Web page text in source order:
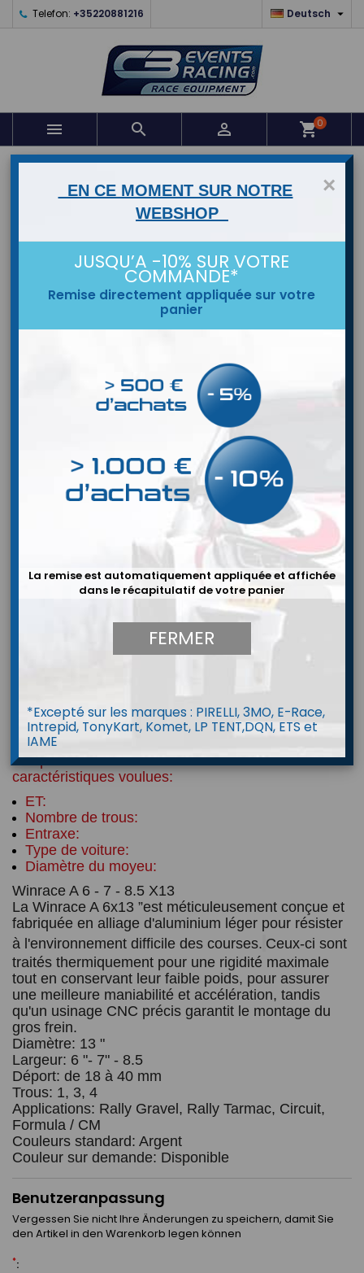
Telefon: +35220881216 Deutsch 
   shopping_cart0
Winrace A
Afin de commander vos jantes, nous vous invitons a
indiquer dans la case PERSONNALISATION vos
caractéristiques voulues:
ET:
Nombre de trous:
Entraxe:
Type de voiture:
Diamètre du moyeu:
Winrace A 6 - 7 - 8.5 X13
La Winrace A 6x13 ”est méticuleusement conçue et
fabriquée en alliage d'aluminium léger pour résister
à l'environnement difficile des courses. Ceux-ci sont
traités thermiquement pour une rigidité maximale
tout en conservant leur faible poids, pour assurer
une meilleure maniabilité et accélération, tandis
qu'un usinage CNC précis garantit le montage du
gros frein.
Diamètre: 13 "
Largeur: 6 "- 7" - 8.5
Déport: de 18 à 40 mm
Trous: 1, 3, 4
Applications: Rally Gravel, Rally Tarmac, Circuit,
Formula / CM
Couleurs standard: Argent
Couleur sur demande: Disponible
Benutzeranpassung
Vergessen Sie nicht Ihre Änderungen zu speichern, damit Sie
den Artikel in den Warenkorb legen können
*:
×
EN CE MOMENT SUR NOTRE
WEBSHOP
JUSQU’A -10% SUR VOTRE
COMMANDE*
Remise directement appliquée sur votre
panier
La remise est automatiquement appliquée et affichée
dans le récapitulatif de votre panier
FERMER
*Excepté sur les marques : PIRELLI, 3MO, E-Race,
Intrepid, TonyKart, Komet, LP TENT,DQN, ETS et
IAME